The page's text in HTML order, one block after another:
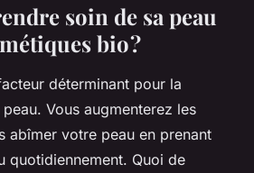
soin de sa peau
bio ?
déterminant pour la
Vous augmenterez les
abîmer votre peau en prenant
quotidiennement. Quoi de